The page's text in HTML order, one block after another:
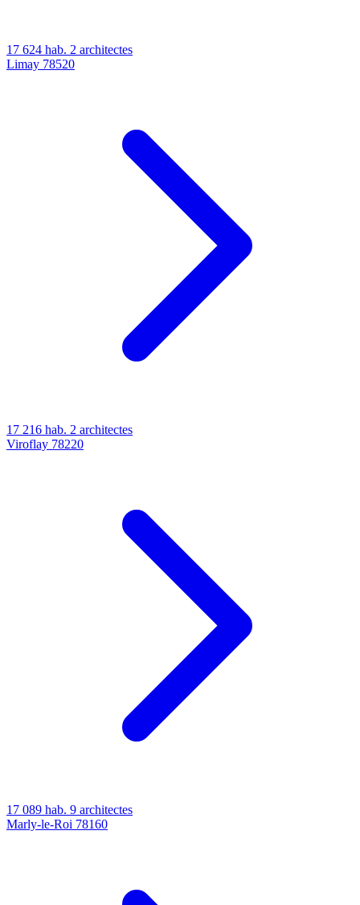
17 624 hab. 2 architectes
Limay 78520
17 216 hab. 2 architectes
Viroflay 78220
17 089 hab. 9 architectes
Marly-le-Roi 78160